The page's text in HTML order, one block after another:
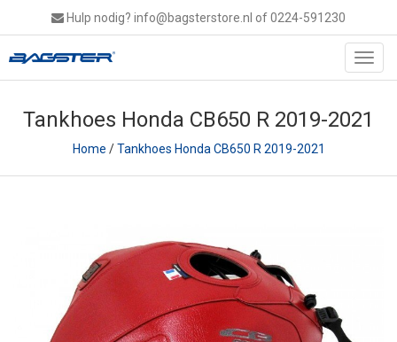
Hulp nodig? info@bagsterstore.nl of 0224-591230
Tankhoes Honda CB650 R 2019-2021
Home /Tankhoes Honda CB650 R 2019-2021